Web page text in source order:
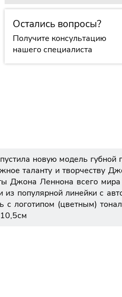
Остались вопросы?
Получите консультацию
нашего специалиста
новую модель губной
таланту и творчеству
Джона Леннона всего мира
популярной линейки с
логотипом (цветным)